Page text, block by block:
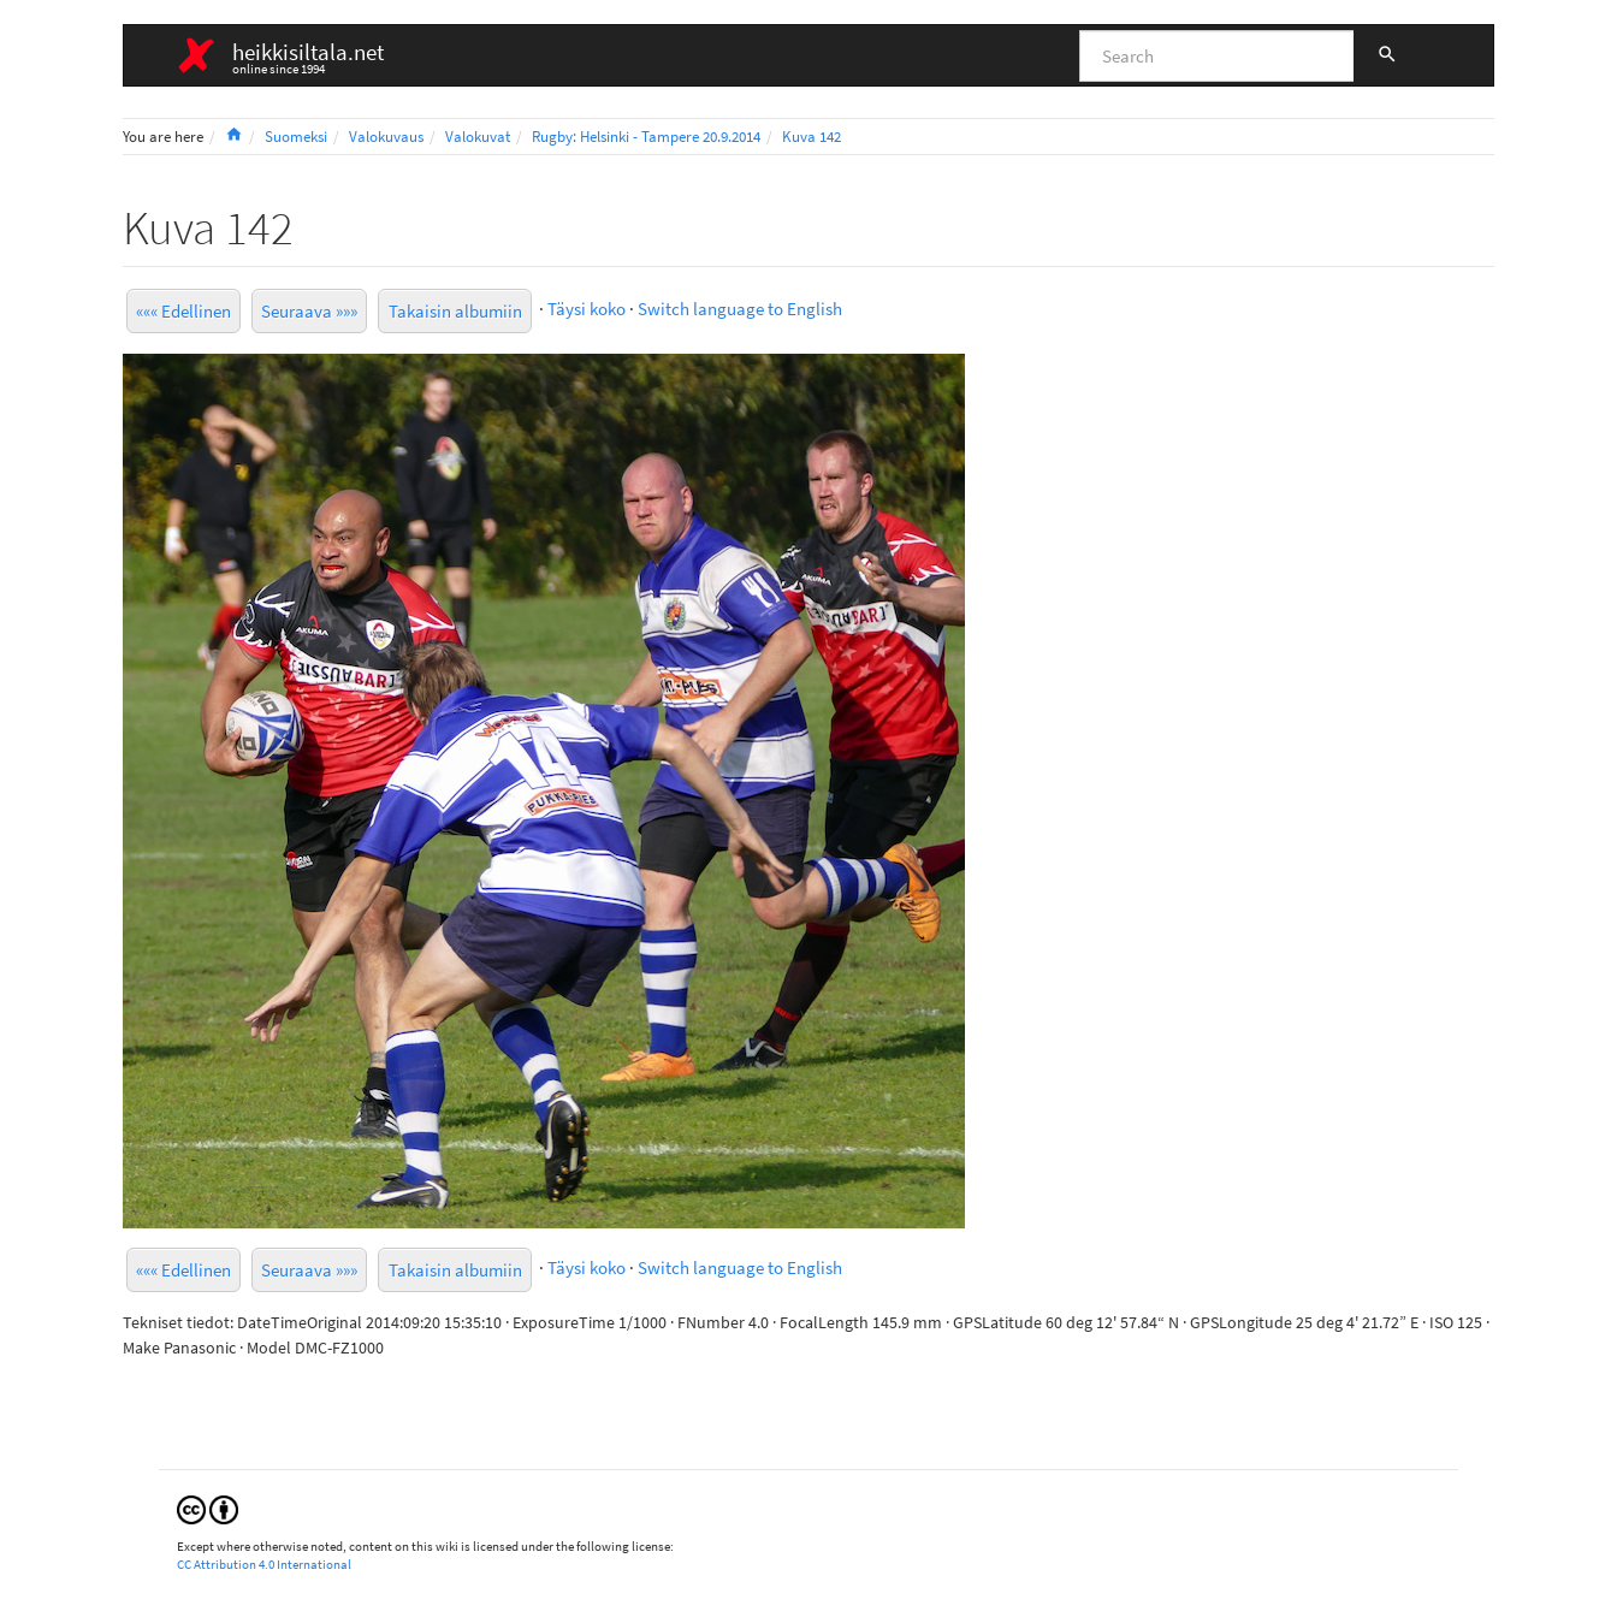
heikkisiltala.net
online since 1994
You are here HomeSuomeksi Valokuvaus Valokuvat Rugby: Helsinki - Tampere 20.9.2014 Kuva 142
Kuva 142
««« Edellinen Seuraava »»» Takaisin albumiin · Täysi koko · Switch language to English
««« Edellinen Seuraava »»» Takaisin albumiin · Täysi koko · Switch language to English
Tekniset tiedot: DateTimeOriginal 2014:09:20 15:35:10 · ExposureTime 1/1000 · FNumber 4.0 · FocalLength 145.9 mm · GPSLatitude 60 deg 12' 57.84“ N · GPSLongitude 25 deg 4' 21.72” E · ISO 125 ·
Make Panasonic · Model DMC-FZ1000
Except where otherwise noted, content on this wiki is licensed under the following license:
CC Attribution 4.0 International